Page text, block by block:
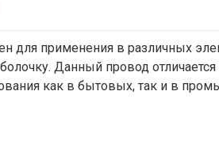
для применения в различных
Данный провод
как в бытовых, так и в